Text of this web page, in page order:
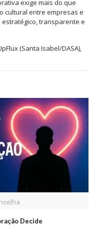
exige mais do que
cultural entre empresas e
transparente e
(Santa Isabel/DASA),
Decide